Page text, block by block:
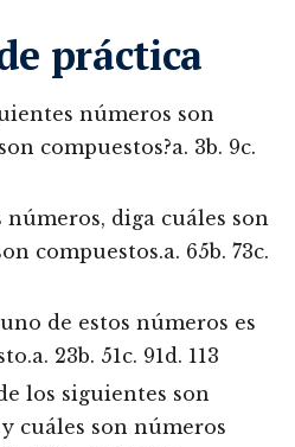
práctica
números son
compuestos?a. 3b. 9c.
diga cuáles son
compuestos.a. 65b. 73c.
de estos números es
23b. 51c. 91d. 113
los siguientes son
cuáles son números